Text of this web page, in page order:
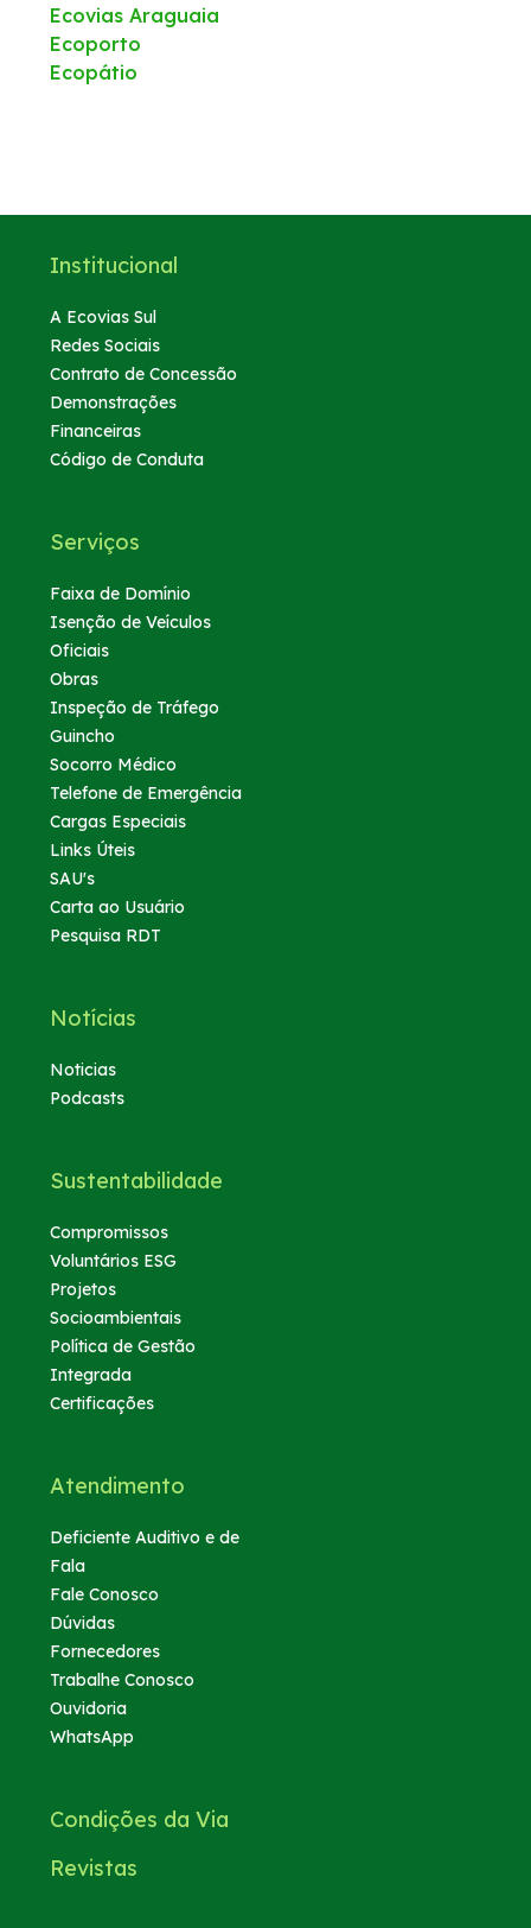
Ecovias Araguaia
Ecoporto
Ecopátio
Institucional
A Ecovias Sul
Redes Sociais
Contrato de Concessão
Demonstrações
Financeiras
Código de Conduta
Serviços
Faixa de Domínio
Isenção de Veículos
Oficiais
Obras
Inspeção de Tráfego
Guincho
Socorro Médico
Telefone de Emergência
Cargas Especiais
Links Úteis
SAU's
Carta ao Usuário
Pesquisa RDT
Notícias
Noticias
Podcasts
Sustentabilidade
Compromissos
Voluntários ESG
Projetos
Socioambientais
Política de Gestão
Integrada
Certificações
Atendimento
Deficiente Auditivo e de
Fala
Fale Conosco
Dúvidas
Fornecedores
Trabalhe Conosco
Ouvidoria
WhatsApp
Condições da Via
Revistas